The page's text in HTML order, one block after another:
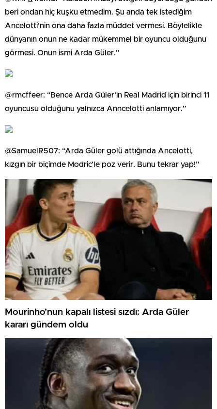
beri ondan hiç kuşku etmedim. Şu anda tek istediğim
Ancelotti’nin ona daha fazla müddet vermesi. Böylelikle
dünyanın onun ne kadar mükemmel bir oyuncu olduğunu
görmesi. Onun ismi Arda Güler.”
@rmcffeer: “Bence Arda Güler’in Real Madrid için birinci 11
oyuncusu olduğunu yalnızca Anncelotti anlamıyor.”
@SamuelR507: “Arda Güler golü attığında Ancelotti,
kızgın bir biçimde Modric’le poz verir. Bunu tekrar yap!”
Mourinho’nun kapalı listesi sızdı: Arda Güler
kararı gündem oldu